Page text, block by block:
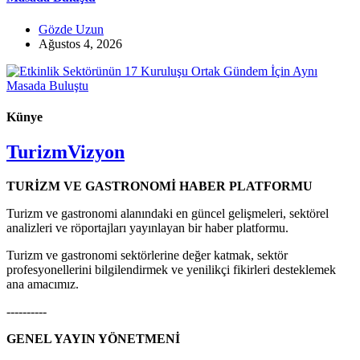
Gözde Uzun
Ağustos 4, 2026
Künye
TurizmVizyon
TURİZM VE GASTRONOMİ HABER PLATFORMU
Turizm ve gastronomi alanındaki en güncel gelişmeleri, sektörel
analizleri ve röportajları yayınlayan bir haber platformu.
Turizm ve gastronomi sektörlerine değer katmak, sektör
profesyonellerini bilgilendirmek ve yenilikçi fikirleri desteklemek
ana amacımız.
----------
GENEL YAYIN YÖNETMENİ